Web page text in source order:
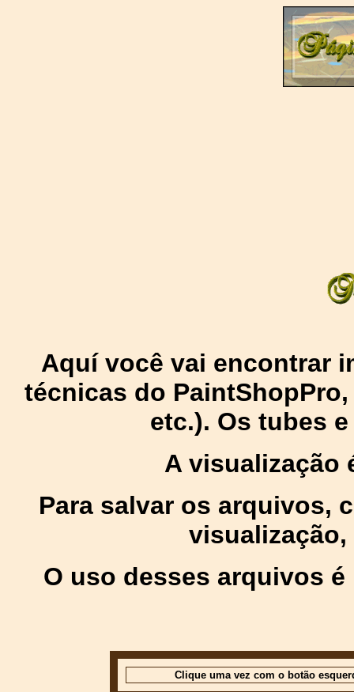
Aquí você vai encontrar
técnicas do
etc.). Os tubes
A visualização
Para salvar os arquivos,
O uso desses arquivos
Clique uma vez com o botão